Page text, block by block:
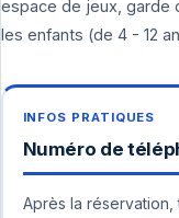
espace de jeux, garde
les enfants (de 4 - 12
Numéro de
Après la